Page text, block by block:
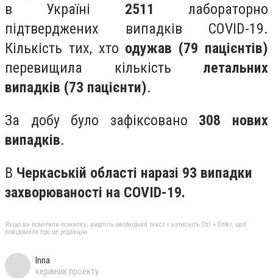
в Україні 2511 лабораторно
підтверджених випадків COVID-19.
Кількість тих, хто одужав (79 пацієнтів)
перевищила кількість летальних
випадків (73 пацієнти).
За добу було зафіксовано 308 нових
випадків.
В Черкаській області наразі 93 випадки
захворюваності на COVID-19.
Якщо ви помітили помилку, виділіть необхідний текст і натисніть Ctrl + Enter, щоб
повідомити про це редакцію
Inna
керівник проекту